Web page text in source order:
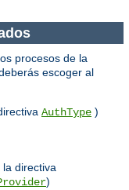
procesos de la
escoger al
AuthType )
directiva
)